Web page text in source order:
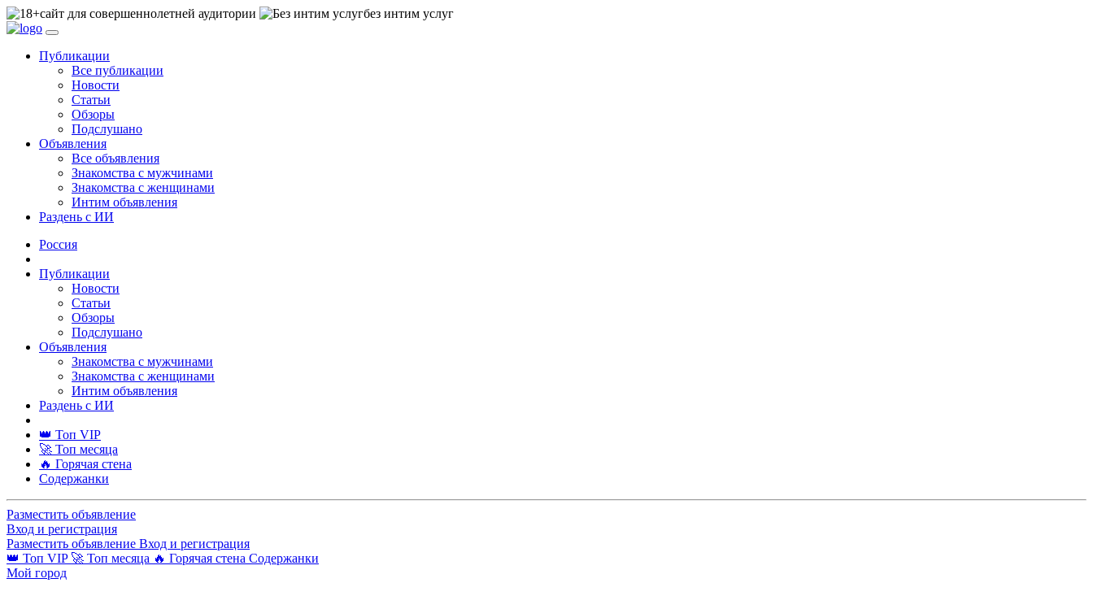
сайт для совершеннолетней аудитории без интим услуг
Публикации
Все публикации
Новости
Статьи
Обзоры
Подслушано
Объявления
Все объявления
Знакомства с мужчинами
Знакомства с женщинами
Интим объявления
Раздень с ИИ
Россия
Публикации
Новости
Статьи
Обзоры
Подслушано
Объявления
Знакомства с мужчинами
Знакомства с женщинами
Интим объявления
Раздень с ИИ
👑 Топ VIP
🚀 Топ месяца
🔥 Горячая стена
Содержанки
Разместить объявление
Вход и регистрация
Разместить объявление Вход и регистрация
👑 Топ VIP 🚀 Топ месяца 🔥 Горячая стена Содержанки
Мой город